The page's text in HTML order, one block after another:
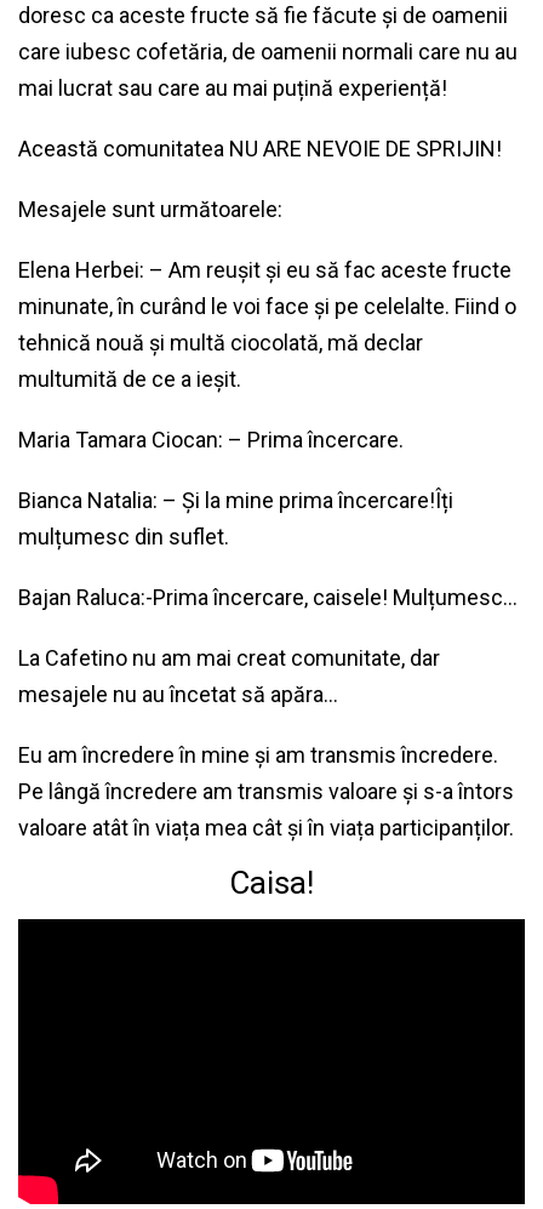
doresc ca aceste fructe să fie făcute și de oamenii
care iubesc cofetăria, de oamenii normali care nu au
mai lucrat sau care au mai puțină experiență!
Această comunitatea NU ARE NEVOIE DE SPRIJIN!
Mesajele sunt următoarele:
Elena Herbei: – Am reușit și eu să fac aceste fructe
minunate, în curând le voi face și pe celelalte. Fiind o
tehnică nouă și multă ciocolată, mă declar
multumită de ce a ieșit.
Maria Tamara Ciocan: – Prima încercare.
Bianca Natalia: – Și la mine prima încercare!Îți
mulțumesc din suflet.
Bajan Raluca:-Prima încercare, caisele! Mulțumesc…
La Cafetino nu am mai creat comunitate, dar
mesajele nu au încetat să apăra…
Eu am încredere în mine și am transmis încredere.
Pe lângă încredere am transmis valoare și s-a întors
valoare atât în viața mea cât și în viața participanților.
Caisa!